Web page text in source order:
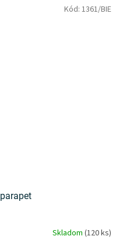
Skladom (120 ks)
Kód: 1361/BIE